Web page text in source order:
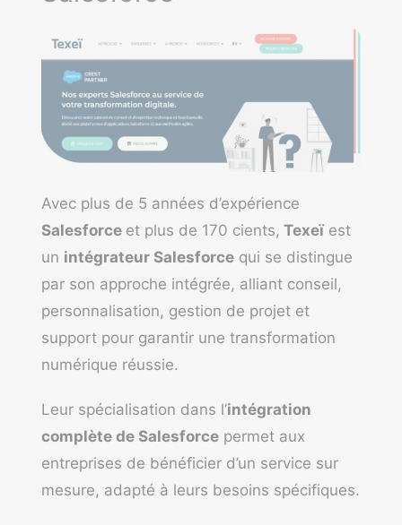
Avec plus de 5 années d’expérience
Salesforce et plus de 170 cients, Texeïest
un intégrateur Salesforce qui se distingue
par son approche intégrée, alliant conseil,
personnalisation, gestion de projet et
support pour garantir une transformation
numérique réussie.
Leur spécialisation dans l’intégration
complète de Salesforce permet aux
entreprises de bénéficier d’un service sur
mesure, adapté à leurs besoins spécifiques.